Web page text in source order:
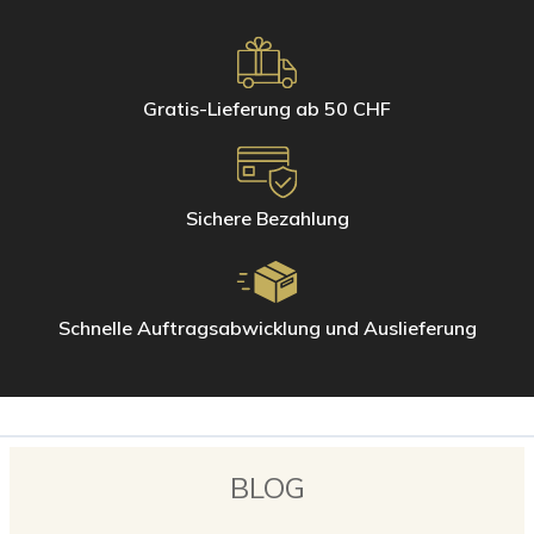
Gratis-Lieferung ab 50 CHF
Sichere Bezahlung
Schnelle Auftragsabwicklung und Auslieferung
Verwenden Sie für die tägliche Reinigung kleiner Oberflächen die
Mikrofaserhandschuhe von Hagerty. Nur ein paar Tropfen Wasser
genügen, um den Glanz in Bad und Küche wiederherzustellen.
Mikrofaserhandschuh für rostfreien Stahl
Mikrofaserhandschuh für Glas und Spiegel
Mikrofaserhandschuh für Keramik und Fliesen
BLOG